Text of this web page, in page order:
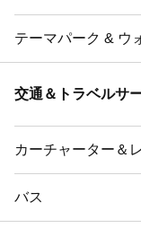
テーマパーク & ウ
交通＆トラベルサ
カーチャーター＆
バス